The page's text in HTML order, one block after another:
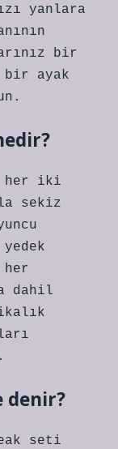
yanlara
bir
bir ayak
her iki
sekiz
her
dahil
denir?
seti